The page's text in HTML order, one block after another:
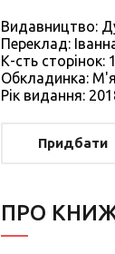
Видавництво:
Переклад:
К-сть сторiнок:
Обкладинка:
Рiк видання:
Придбати
ПРО